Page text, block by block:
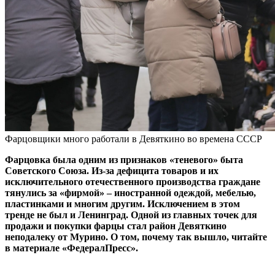
Фарцовщики много работали в Девяткино во времена СССР
Фарцовка была одним из признаков «теневого» быта
Советского Союза. Из-за дефицита товаров и их
исключительного отечественного производства граждане
тянулись за «фирмой» – иностранной одеждой, мебелью,
пластинками и многим другим. Исключением в этом
тренде не был и Ленинград. Одной из главных точек для
продажи и покупки фарцы стал район Девяткино
неподалеку от Мурино. О том, почему так вышло, читайте
в материале «ФедералПресс».